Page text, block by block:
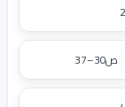
ص30–37